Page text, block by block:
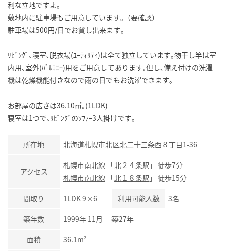
利な立地ですよ｡
敷地内に駐車場もご用意しています｡（要確認）
駐車場は500円/日でお貸し出来ます｡
ﾘﾋﾞﾝｸﾞ､寝室､脱衣場(ﾕｰﾃｨﾘﾃｨ)は全て独立しています｡物干し竿は室
内用､室外(ﾊﾞﾙｺﾆｰ)用をご用意してあります｡但し､備え付けの洗濯
機は乾燥機能付きなので雨の日でもお洗濯できます｡
お部屋の広さは36.10㎡｡(1LDK)
寝室は1つで､ﾘﾋﾞﾝｸﾞのｿﾌｧｰ3人掛けです｡
所在地 北海道札幌市北区北二十三条西８丁目1-36
アクセス
札幌市南北線 「北２４条駅 」 徒歩7分
札幌市南北線 「北１８条駅 」 徒歩15分
間取り 1LDK 9×6 利用可能人数 3名
築年数 1999年 11月 築27年
面積 36.1m²